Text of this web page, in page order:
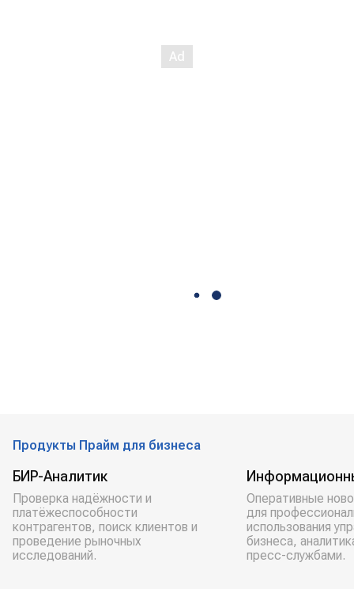
Продукты Прайм для бизнеса
БИР-Аналитик
Проверка надёжности и
платёжеспособности
контрагентов, поиск клиентов и
проведение рыночных
исследований.
Оперативные
для
использования
бизнеса,
пресс-службами.